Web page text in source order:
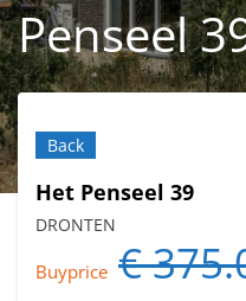
Penseel
Back
Het Penseel 39
DRONTEN
Buyprice €